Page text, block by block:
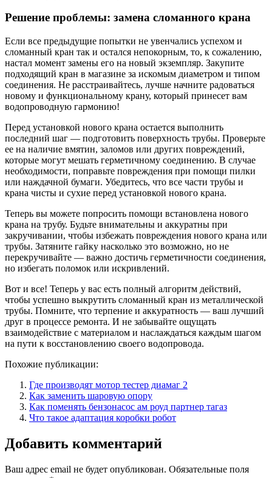
Решение проблемы: замена сломанного крана
Если все предыдущие попытки не увенчались успехом и
сломанный кран так и остался непокорным, то, к сожалению,
настал момент замены его на новый экземпляр. Закупите
подходящий кран в магазине за искомым диаметром и типом
соединения. Не расстраивайтесь, лучше начните радоваться
новому и функциональному крану, который принесет вам
водопроводную гармонию!
Перед установкой нового крана остается выполнить
последний шаг — подготовить поверхность трубы. Проверьте
ее на наличие вмятин, заломов или других повреждений,
которые могут мешать герметичному соединению. В случае
необходимости, поправьте повреждения при помощи пилки
или наждачной бумаги. Убедитесь, что все части трубы и
крана чисты и сухие перед установкой нового крана.
Теперь вы можете попросить помощи встановлена нового
крана на трубу. Будьте внимательны и аккуратны при
закручивании, чтобы избежать повреждения нового крана или
трубы. Затяните гайку насколько это возможно, но не
перекручивайте — важно достичь герметичности соединения,
но избегать поломок или искривлений.
Вот и все! Теперь у вас есть полный алгоритм действий,
чтобы успешно выкрутить сломанный кран из металлической
трубы. Помните, что терпение и аккуратность — ваш лучший
друг в процессе ремонта. И не забывайте ощущать
взаимодействие с материалом и наслаждаться каждым шагом
на пути к восстановлению своего водопровода.
Похожие публикации:
Где производят мотор тестер диамаг 2
Как заменить шаровую опору
Как поменять бензонасос ам роуд партнер тагаз
Что такое адаптация коробки робот
Добавить комментарий
Ваш адрес email не будет опубликован. Обязательные поля